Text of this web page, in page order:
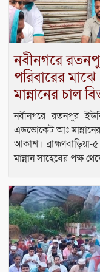
নবীনগরে
পরিবারের
মান্নানের চাল
নবীনগরে রতনপুর
এডভোকেট আঃ
আকাশ।
মান্নান সাহেবের পক্ষ